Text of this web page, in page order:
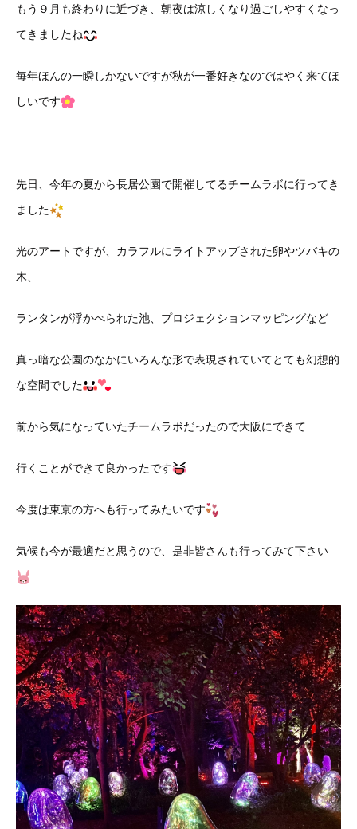
もう９月も終わりに近づき、朝夜は涼しくなり過ごしやすくなっ
てきましたね
毎年ほんの一瞬しかないですが秋が一番好きなのではやく来てほ
しいです
先日、今年の夏から長居公園で開催してるチームラボに行ってき
ました
光のアートですが、カラフルにライトアップされた卵やツバキの
木、
ランタンが浮かべられた池、プロジェクションマッピングなど
真っ暗な公園のなかにいろんな形で表現されていてとても幻想的
な空間でした
前から気になっていたチームラボだったので大阪にできて
行くことができて良かったです
今度は東京の方へも行ってみたいです
気候も今が最適だと思うので、是非皆さんも行ってみて下さい